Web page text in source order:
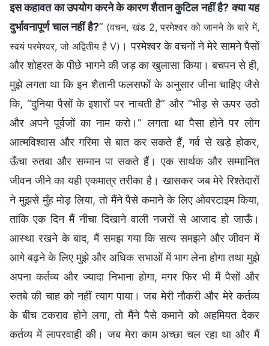
इस कहावत का उपयोग करने के कारण शैतान कुटिल नहीं है? क्या यह
दुर्भावनापूर्ण चाल नहीं है?” (वचन, खंड 2, परमेश्वर को जानने के बारे में,
स्वयं परमेश्वर, जो अद्वितीय है V) । परमेश्वर के वचनों ने मेरे सामने पैसों
और शोहरत के पीछे भागने की जड़ का खुलासा किया। बचपन से ही,
मुझे लगता था कि इन शैतानी फलसफों के अनुसार जीना चाहिए जैसे
कि, “दुनिया पैसों के इशारों पर नाचती है” और “भीड़ से ऊपर उठो
और अपने पूर्वजों का नाम करो।” लगता था पैसा होने पर लोग
आत्मविश्वास और गरिमा से बात कर सकते हैं, गर्व से खड़े होकर,
ऊँचा रुतबा और सम्मान पा सकते हैं। एक सार्थक और सम्मानित
जीवन जीने का यही एकमात्र तरीका है। खासकर जब मेरे रिश्तेदारों
ने मुझसे मुँह मोड़ लिया, तो मैंने पैसे कमाने के लिए ओवरटाइम किया,
ताकि एक दिन मैं नीचा दिखाने वाली नजरों से आजाद हो जाऊँ।
आस्था रखने के बाद, मैं समझ गया कि सत्य समझने और जीवन में
आगे बढ़ने के लिए मुझे और अधिक सभाओं में भाग लेना होगा तथा मुझे
अपना कर्तव्य और ज्यादा निभाना होगा, मगर फिर भी मैं पैसों और
रुतबे की चाह को नहीं त्याग पाया। जब मेरी नौकरी और मेरे कर्तव्य
के बीच टकराव होने लगा, तो मैंने पैसे कमाने को अहमियत देकर
कर्तव्य में लापरवाही की। जब मेरा काम अच्छा चल रहा था और मैं